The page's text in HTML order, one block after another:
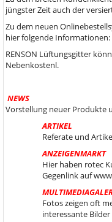
jüngster Zeit auch der
Zu dem neuen
hier folgende Informationen:
RENSON Lüftungsgitter
Nebenkostenl.
NEWS
Vorstellung neuer Produkte
ARTIKEL
Referate und
ANZEIGENMARKT
Hier haben rotec
Gegenlink auf
Fotos zeigen oft
interessante